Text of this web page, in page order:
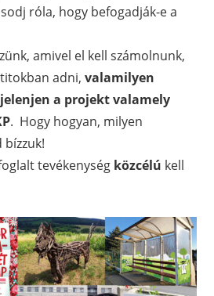
róla, hogy befogadják-e a
amivel el kell számolnunk,
adni, valamilyen
a projekt valamely
. Hogy hogyan, milyen
tevékenység közcélú kell